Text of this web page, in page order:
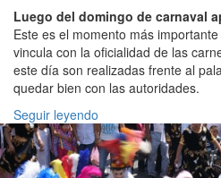
Luego del domingo de carnaval
Este es el momento más
vincula con la oficialidad de las
este día son realizadas frente al
quedar bien con las autoridades.
Seguir leyendo